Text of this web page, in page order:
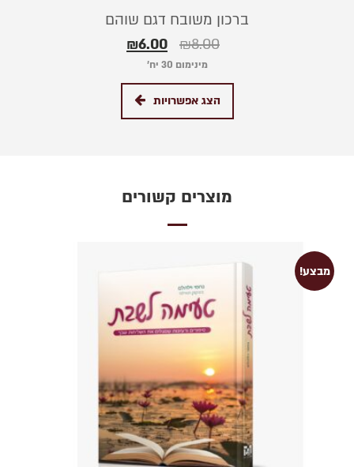
ברכון משובח דגם שוהם
₪8.00
₪6.00
מינימום 30 יח׳
הצג אפשרויות
מוצרים קשורים
מבצע!